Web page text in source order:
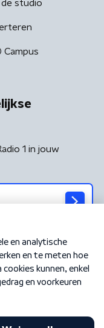
studio
Campus
1 in jouw